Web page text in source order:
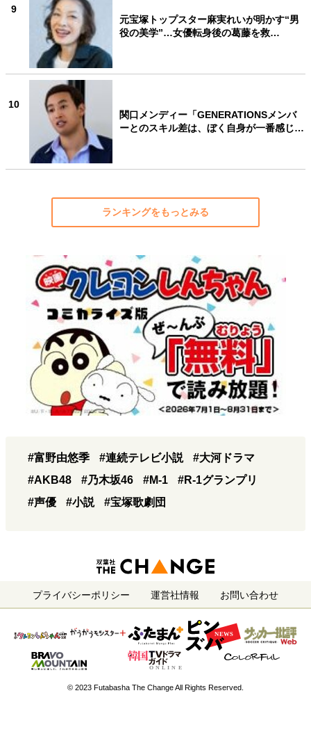
9
元宝塚トップスター麻実れいが明かす“男
役の美学”…女優転身後の葛藤を救…
10
関口メンディー「GENERATIONSメンバ
ーとのスキル差は、ぼく自身が一番感じ…
ランキングをもっとみる
#富野由悠季 #連続テレビ小説
#大河ドラマ
#AKB48
#乃木坂46 #M-1
#R-1グランプリ
#声優
#小説 #宝塚歌劇団
プライバシーポリシー 運営社情報 お問い合わせ
© 2023 Futabasha The Change All Rights Reserved.